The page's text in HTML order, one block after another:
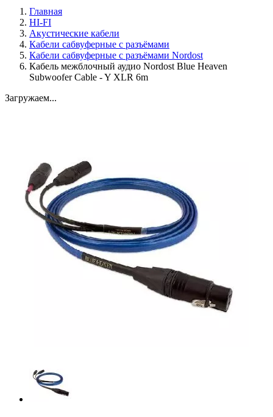
Главная
HI-FI
Акустические кабели
Кабели сабвуферные с разъёмами
Кабели сабвуферные с разъёмами Nordost
Кабель межблочный аудио Nordost Blue Heaven
Subwoofer Cable - Y XLR 6m
Загружаем...